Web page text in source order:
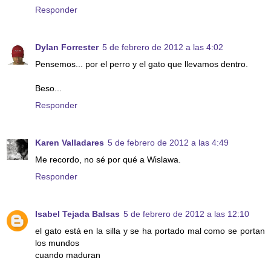
Responder
Dylan Forrester 5 de febrero de 2012 a las 4:02
Pensemos... por el perro y el gato que llevamos dentro.
Beso...
Responder
Karen Valladares 5 de febrero de 2012 a las 4:49
Me recordo, no sé por qué a Wislawa.
Responder
Isabel Tejada Balsas 5 de febrero de 2012 a las 12:10
el gato está en la silla y se ha portado mal como se portan
los mundos
cuando maduran